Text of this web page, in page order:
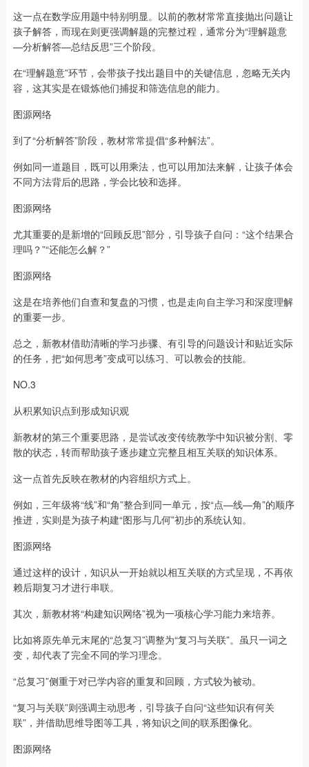
这一点在数学应用题中特别明显。以前的教材常常直接抛出问题让
孩子解答，而现在则更强调解题的完整过程，通常分为“理解题意
—分析解答—总结反思”三个阶段。
在“理解题意”环节，会带孩子找出题目中的关键信息，忽略无关内
容，这其实是在锻炼他们捕捉和筛选信息的能力。
图源网络
到了“分析解答”阶段，教材常常提倡“多种解法”。
例如同一道题目，既可以用乘法，也可以用加法来解，让孩子体会
不同方法背后的思路，学会比较和选择。
图源网络
尤其重要的是新增的“回顾反思”部分，引导孩子自问：“这个结果合
理吗？”“还能怎么解？”
图源网络
这是在培养他们自查和复盘的习惯，也是走向自主学习和深度理解
的重要一步。
总之，新教材借助清晰的学习步骤、有引导的问题设计和贴近实际
的任务，把“如何思考”变成可以练习、可以教会的技能。
NO.3
从积累知识点到形成知识观
新教材的第三个重要思路，是尝试改变传统教学中知识被分割、零
散的状态，转而帮助孩子逐步建立完整且相互关联的知识体系。
这一点首先反映在教材的内容组织方式上。
例如，三年级将“线”和“角”整合到同一单元，按“点—线—角”的顺序
推进，实则是为孩子构建“图形与几何”初步的系统认知。
图源网络
通过这样的设计，知识从一开始就以相互关联的方式呈现，不再依
赖后期复习才进行串联。
其次，新教材将“构建知识网络”视为一项核心学习能力来培养。
比如将原先单元末尾的“总复习”调整为“复习与关联”。虽只一词之
变，却代表了完全不同的学习理念。
“总复习”侧重于对已学内容的重复和回顾，方式较为被动。
“复习与关联”则强调主动思考，引导孩子自问“这些知识有何关
联”，并借助思维导图等工具，将知识之间的联系图像化。
图源网络